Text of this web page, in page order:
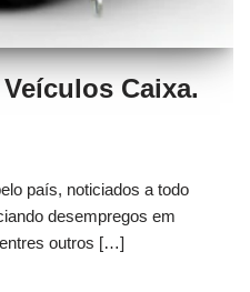
Caixa.
país, noticiados a todo
desempregos em
outros […]